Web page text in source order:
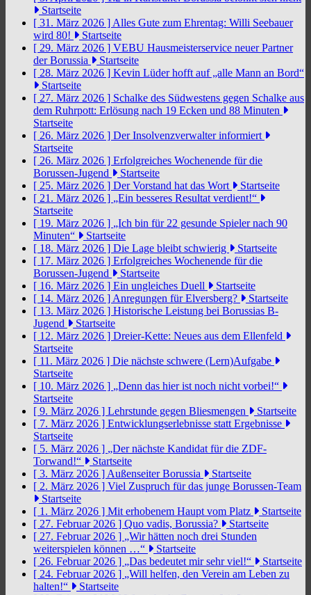
Startseite
[ 31. März 2026 ] Alles Gute zum Ehrentag: Willi Seebauer
wird 80!
Startseite
[ 29. März 2026 ] VEBU Hausmeisterservice neuer Partner
der Borussia
Startseite
[ 28. März 2026 ] Kevin Lüder hofft auf „alle Mann an Bord“
Startseite
[ 27. März 2026 ] Schalke des Südwestens gegen Schalke aus
dem Ruhrpott: Erlösung nach 19 Ecken und 88 Minuten
Startseite
[ 26. März 2026 ] Der Insolvenzverwalter informiert
Startseite
[ 26. März 2026 ] Erfolgreiches Wochenende für die
Borussen-Jugend
Startseite
[ 25. März 2026 ] Der Vorstand hat das Wort
Startseite
[ 21. März 2026 ] „Ein besseres Resultat verdient!“
Startseite
[ 19. März 2026 ] „Ich bin für 22 gesunde Spieler nach 90
Minuten“
Startseite
[ 18. März 2026 ] Die Lage bleibt schwierig
Startseite
[ 17. März 2026 ] Erfolgreiches Wochenende für die
Borussen-Jugend
Startseite
[ 16. März 2026 ] Ein ungleiches Duell
Startseite
[ 14. März 2026 ] Anregungen für Elversberg?
Startseite
[ 13. März 2026 ] Historische Leistung bei Borussias B-
Jugend
Startseite
[ 12. März 2026 ] Dreier-Kette: Neues aus dem Ellenfeld
Startseite
[ 11. März 2026 ] Die nächste schwere (Lern)Aufgabe
Startseite
[ 10. März 2026 ] „Denn das hier ist noch nicht vorbei!“
Startseite
[ 9. März 2026 ] Lehrstunde gegen Bliesmengen
Startseite
[ 7. März 2026 ] Entwicklungserlebnisse statt Ergebnisse
Startseite
[ 5. März 2026 ] „Der nächste Kandidat für die ZDF-
Torwand!“
Startseite
[ 3. März 2026 ] Außenseiter Borussia
Startseite
[ 2. März 2026 ] Viel Zuspruch für das junge Borussen-Team
Startseite
[ 1. März 2026 ] Mit erhobenem Haupt vom Platz
Startseite
[ 27. Februar 2026 ] Quo vadis, Borussia?
Startseite
[ 27. Februar 2026 ] „Wir hätten noch drei Stunden
weiterspielen können …“
Startseite
[ 26. Februar 2026 ] „Das bedeutet mir sehr viel!“
Startseite
[ 24. Februar 2026 ] „Will helfen, den Verein am Leben zu
halten!“
Startseite